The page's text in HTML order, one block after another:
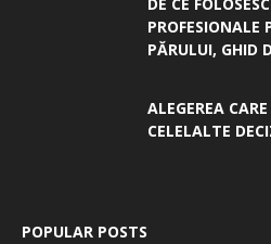
PROFESIONALE
PĂRULUI, GHID
ALEGEREA
CELELALTE
POPULAR POSTS